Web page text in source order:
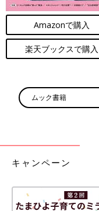
Amazonで購入
楽天ブックスで購入
ムック書籍
キャンペーン